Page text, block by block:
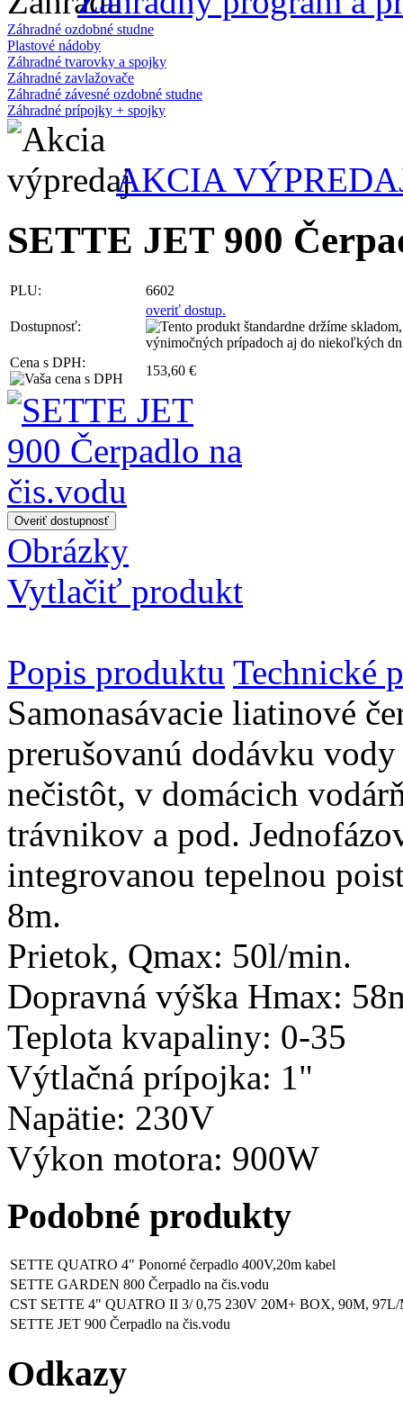
Záhradné ozdobné studne
Plastové nádoby
Záhradné tvarovky a spojky
Záhradné zavlažovače
Záhradné závesné ozdobné studne
Záhradné prípojky + spojky
AKCIA
SETTE JET 900
PLU: 6602
Dostupnosť:
overiť dostup.
Cena s DPH:
153,60 €
Obrázky
Vytlačiť produkt
Popis produktu Technické
Samonasávacie liatinové
prerušovanú dodávku
nečistôt, v domácich
trávnikov a pod.
integrovanou tepelnou
8m.
Prietok, Qmax: 50l/min.
Dopravná výška Hmax:
Teplota kvapaliny: 0-35
Výtlačná prípojka: 1"
Napätie: 230V
Výkon motora: 900W
Podobné produkty
SETTE QUATRO 4" Ponorné čerpadlo 400V,20m kabel
SETTE GARDEN 800 Čerpadlo na čis.vodu
CST SETTE 4" QUATRO II 3/ 0,75 230V 20M+ BOX, 90M,
SETTE JET 900 Čerpadlo na čis.vodu
Odkazy